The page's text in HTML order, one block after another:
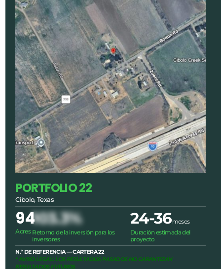
PORTFOLIO 22
Cibolo, Texas
94
Acres
103.3%
Retorno de la inversión para los
inversores
24-36meses
Duración estimada del
proyecto
N.º DE REFERENCIA — CARTERA 22
* AVISO LEGAL: LOS RESULTADOS PASADOS NO GARANTIZAN
RESULTADOS FUTUROS